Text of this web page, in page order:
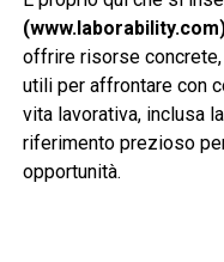
offrire risorse
utili per affrontare con
vita lavorativa, inclusa
riferimento prezioso
opportunità.